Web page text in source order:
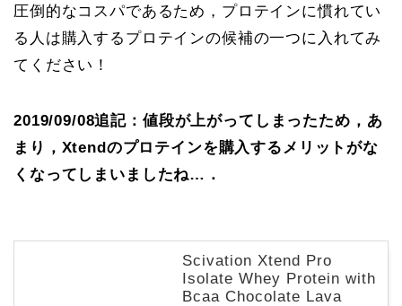
圧倒的なコスパであるため，プロテインに慣れてい
る人は購入するプロテインの候補の一つに入れてみ
てください！
2019/09/08追記：値段が上がってしまったため，あ
まり，Xtendのプロテインを購入するメリットがな
くなってしまいましたね…．
Scivation Xtend Pro
Isolate Whey Protein with
Bcaa Chocolate Lava